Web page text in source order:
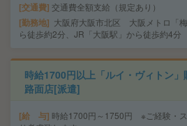
交通費 交通費全額支給（規定あり）
勤務地
大阪府大阪市北区 大阪メトロ「
ら徒歩約2分、JR「大阪駅」から徒歩約4分
時給1700円以上「ルイ・ヴィトン
路面店[派遣]
給 与 時給1700円～1750円 ※ご経験・